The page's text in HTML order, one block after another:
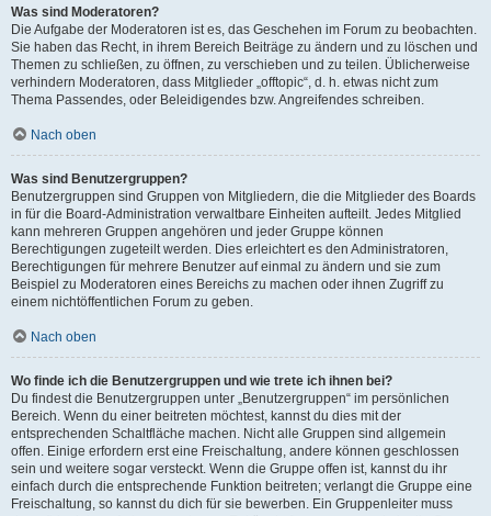
Was sind Moderatoren?
Die Aufgabe der Moderatoren ist es, das Geschehen im Forum zu beobachten.
Sie haben das Recht, in ihrem Bereich Beiträge zu ändern und zu löschen und
Themen zu schließen, zu öffnen, zu verschieben und zu teilen. Üblicherweise
verhindern Moderatoren, dass Mitglieder „offtopic“, d. h. etwas nicht zum
Thema Passendes, oder Beleidigendes bzw. Angreifendes schreiben.
Nach oben
Was sind Benutzergruppen?
Benutzergruppen sind Gruppen von Mitgliedern, die die Mitglieder des Boards
in für die Board-Administration verwaltbare Einheiten aufteilt. Jedes Mitglied
kann mehreren Gruppen angehören und jeder Gruppe können
Berechtigungen zugeteilt werden. Dies erleichtert es den Administratoren,
Berechtigungen für mehrere Benutzer auf einmal zu ändern und sie zum
Beispiel zu Moderatoren eines Bereichs zu machen oder ihnen Zugriff zu
einem nichtöffentlichen Forum zu geben.
Nach oben
Wo finde ich die Benutzergruppen und wie trete ich ihnen bei?
Du findest die Benutzergruppen unter „Benutzergruppen“ im persönlichen
Bereich. Wenn du einer beitreten möchtest, kannst du dies mit der
entsprechenden Schaltfläche machen. Nicht alle Gruppen sind allgemein
offen. Einige erfordern erst eine Freischaltung, andere können geschlossen
sein und weitere sogar versteckt. Wenn die Gruppe offen ist, kannst du ihr
einfach durch die entsprechende Funktion beitreten; verlangt die Gruppe eine
Freischaltung, so kannst du dich für sie bewerben. Ein Gruppenleiter muss